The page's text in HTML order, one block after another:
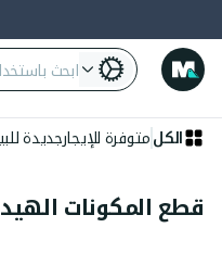
الكل متوفرة للإيجارجديدة
قطع المكونات